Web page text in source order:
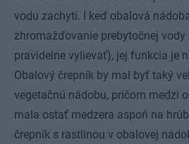
vodu zachytí. I keď obalová
zhromažďovanie prebytočnej vody
pravidelne vylievať), jej funkcia je
Obalový črepník by mal byť taký
vegetačnú nádobu, pričom medzi
mala ostať medzera aspoň na
črepník s rastlinou v obalovej